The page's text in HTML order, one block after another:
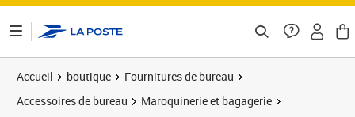
Accueil boutique
Fournitures de bureau
Accessoires de bureau
Maroquinerie et bagagerie